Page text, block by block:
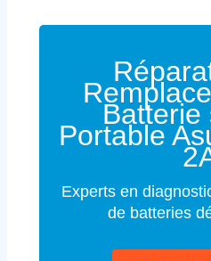
Batterie
Portable
Experts en
de batteries